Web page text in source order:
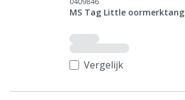
MS Tag Little oormerktang
Vergelijk